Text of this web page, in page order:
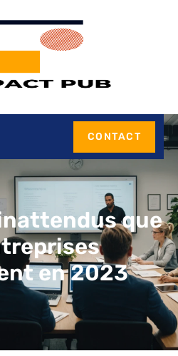
CONTACT
que
en 2023